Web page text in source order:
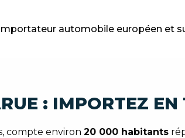
automobile européen et
: IMPORTEZ EN
compte environ 20 000 habitants